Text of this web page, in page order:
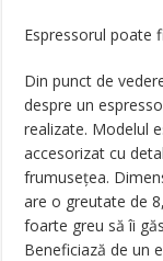
Espressorul poate
Din punct de
despre un
realizate. Modelul
accesorizat cu
frumusețea.
are o greutate de
foarte greu să îi
Beneficiază de un